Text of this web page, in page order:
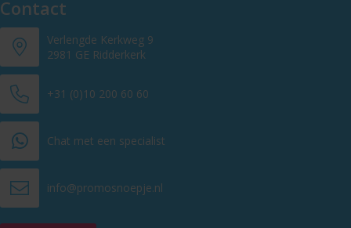
Contact
Verlengde Kerkweg 9
2981 GE Ridderkerk
+31 (0)10 200 60 60
Chat met een specialist
info@promosnoepje.nl